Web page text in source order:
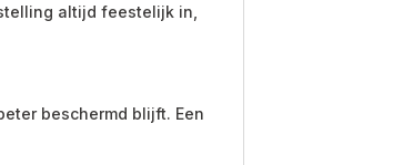
altijd feestelijk in,
beschermd blijft. Een